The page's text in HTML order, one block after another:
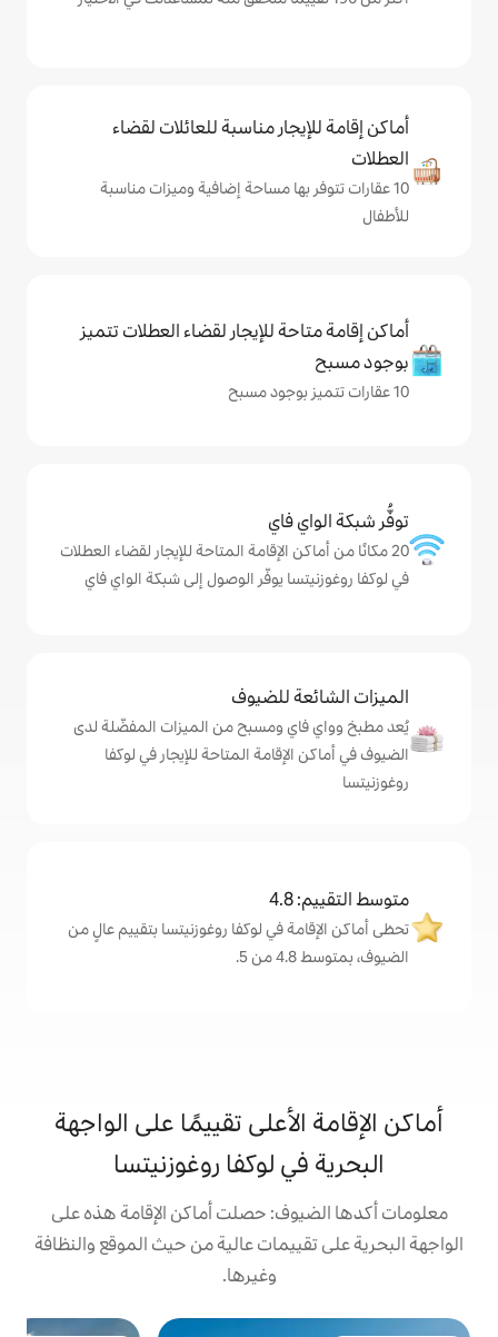
مناسبة للعائلات لقضاء
بها مساحة إضافية وميزات مناسبة
للإيجار لقضاء العطلات تتميز
الإقامة المتاحة للإيجار لقضاء العطلات
يوفّر الوصول إلى شبكة الواي فاي
ومسبح من الميزات المفضّلة لدى
المتاحة للإيجار في لوكفا
في لوكفا روغوزنيتسا بتقييم عالٍ من
تقييمًا على الواجهة
لوكفا روغوزنيتسا
حصلت أماكن الإقامة هذه على
عالية من حيث الموقع والنظافة